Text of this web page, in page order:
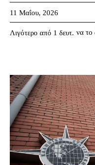
11 Μαΐου, 2026
Λιγότερο από 1 δευτ. να το